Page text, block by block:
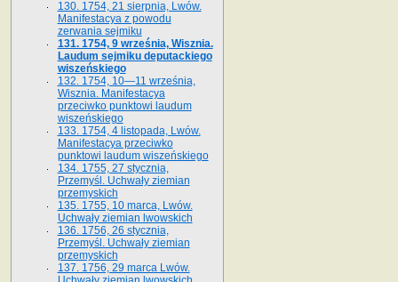
130. 1754, 21 sierpnia, Lwów.
Manifestacya z powodu
zerwania sejmiku
131. 1754, 9 września, Wisznia.
Laudum sejmiku deputackiego
wiszeńskiego
132. 1754, 10—11 września,
Wisznia. Manifestacya
przeciwko punktowi laudum
wiszeńskiego
133. 1754, 4 listopada, Lwów.
Manifestacya przeciwko
punktowi laudum wiszeńskiego
134. 1755, 27 stycznia,
Przemyśl. Uchwały ziemian
przemyskich
135. 1755, 10 marca, Lwów.
Uchwały ziemian lwowskich
136. 1756, 26 stycznia,
Przemyśl. Uchwały ziemian
przemyskich
137. 1756, 29 marca Lwów.